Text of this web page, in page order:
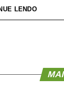
das
o
LENDO